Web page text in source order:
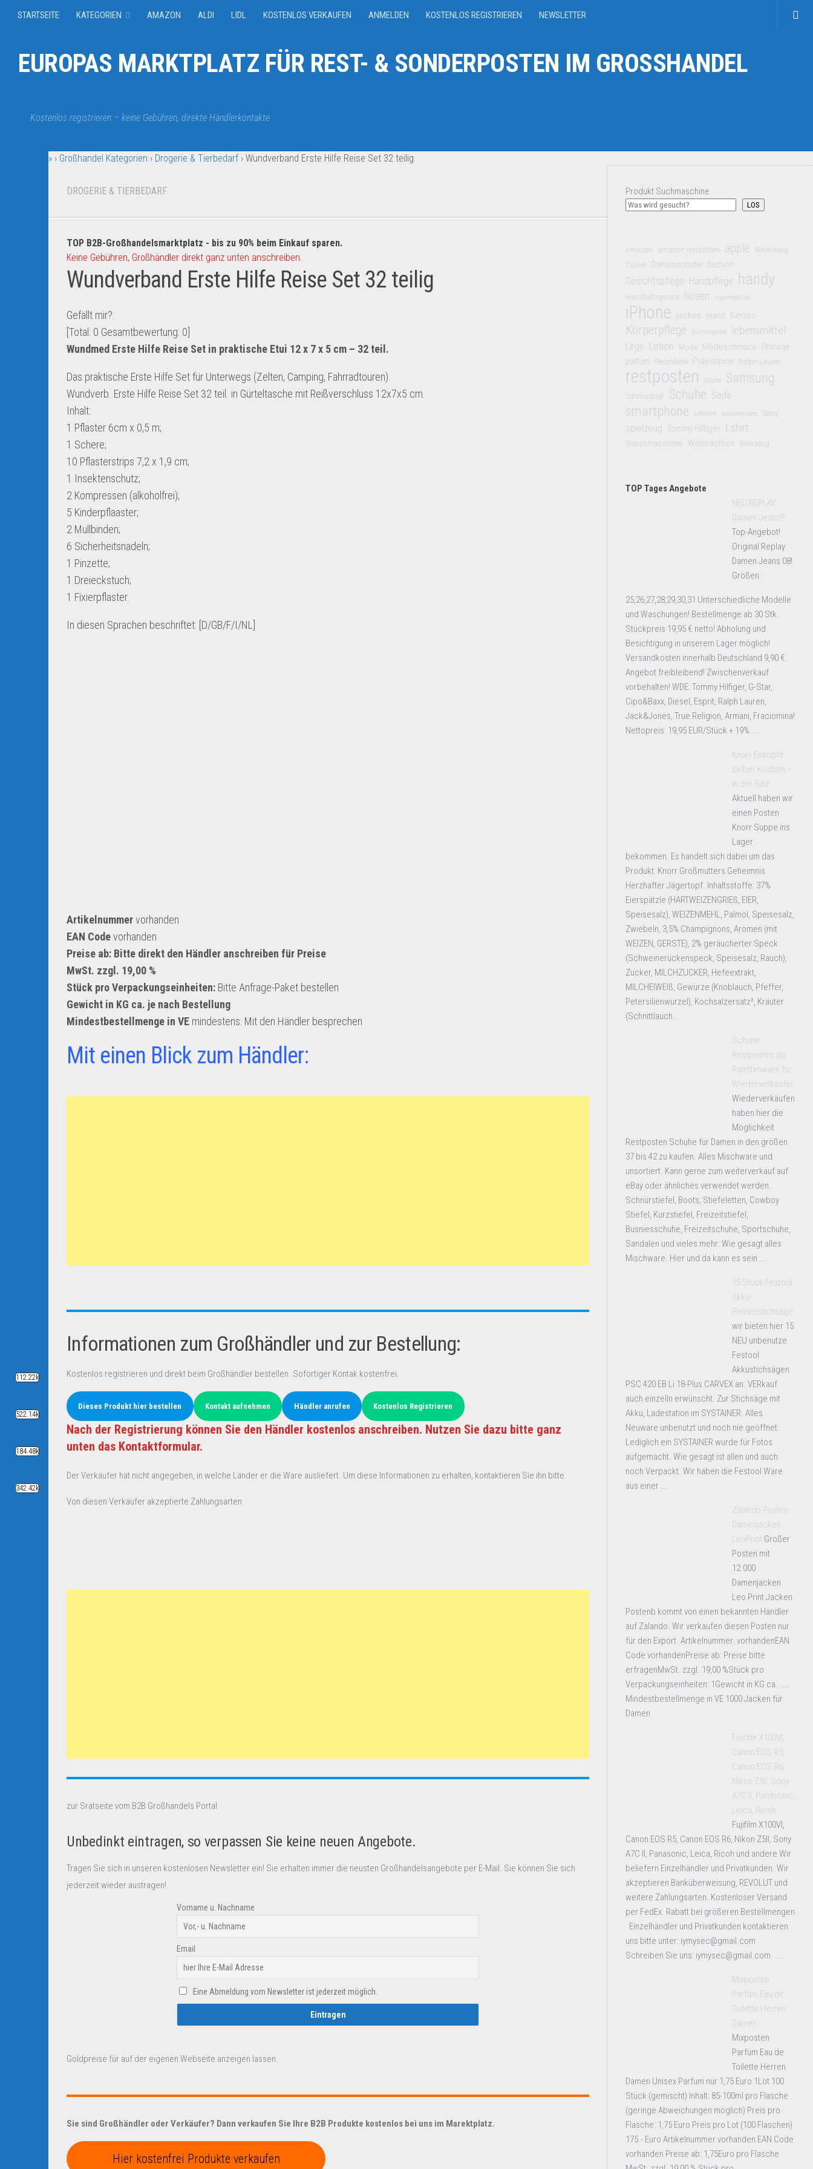
STARTSEITE KATEGORIEN AMAZON ALDI LIDL KOSTENLOS VERKAUFEN ANMELDEN KOSTENLOS REGISTRIEREN NEWSLETTER
EUROPAS MARKTPLATZ FÜR REST- & SONDERPOSTEN IM GROSSHANDEL
Kostenlos registrieren – keine Gebühren, direkte Händlerkontakte
» › Großhandel Kategorien › Drogerie & Tierbedarf › Wundverband Erste Hilfe Reise Set 32 teilig
DROGERIE & TIERBEDARF
TOP B2B-Großhandelsmarktplatz - bis zu 90% beim Einkauf sparen.
Keine Gebühren, Großhändler direkt ganz unten anschreiben.
Wundverband Erste Hilfe Reise Set 32 teilig
Gefällt mir?:
[Total: 0 Gesamtbewertung: 0
Wundmed Erste Hilfe Reise Set in praktische Etui 12 x 7 x 5 cm – 32 teil.
Das praktische Erste Hilfe Set für Unterwegs (Zelten, Camping, Fahrradtouren).
Wundverb. Erste Hilfe Reise Set 32 teil. in Gürteltasche mit Reißverschluss 12x7x5 cm.
Inhalt:
1 Pflaster 6cm x 0,5 m;
1 Schere;
10 Pflasterstrips 7,2 x 1,9 cm;
1 Insektenschutz;
2 Kompressen (alkoholfrei);
5 Kinderpflaaster;
2 Mullbinden;
6 Sicherheitsnadeln;
1 Pinzette;
1 Dreieckstuch;
1 Fixierpflaster.
In diesen Sprachen beschriftet: [D/GB/F/I/NL]
Artikelnummervorhanden
EAN Codevorhanden
Preise ab: Bitte direkt den Händler anschreiben für Preise
MwSt. zzgl. 19,00 %
Stück pro Verpackungseinheiten: Bitte Anfrage-Paket bestellen
Gewicht in KG ca. je nach Bestellung
Mindestbestellmenge in VE mindestens: Mit den Händler besprechen
Mit einen Blick zum Händler:
Informationen zum Großhändler und zur Bestellung:
Kostenlos registrieren und direkt beim Großhändler bestellen. Sofortiger Kontak kostenfrei.
Dieses Produkt hier bestellen Kontakt aufnehmen Händler anrufen Kostenlos Registrieren
Nach der Registrierung können Sie den Händler kostenlos anschreiben. Nutzen Sie dazu bitte ganz
unten das Kontaktformular.
Der Verkäufer hat nicht angegeben, in welche Länder er die Ware ausliefert. Um diese Informationen zu erhalten, kontaktieren Sie ihn bitte.
Von diesen Verkäufer akzeptierte Zahlungsarten
zur Sratseite vom B2B Großhandels Portal
Unbedinkt eintragen, so verpassen Sie keine neuen Angebote.
Tragen Sie sich in unseren kostenlosen Newsletter ein! Sie erhalten immer die neusten Großhandelsangebote per E-Mail. Sie können Sie sich
jederzeit wieder austragen!
Vorname u. Nachname
Email
Eine Abmeldung vom Newsletter ist jederzeit möglich.
Goldpreise für auf der eigenen Webseite anzeigen lassen.
Sie sind Großhändler oder Verkäufer? Dann verkaufen Sie Ihre B2B Produkte kostenlos bei uns im Marektplatz.
Hier kostenfrei Produkte verkaufen
Produkt Suchmaschine
LOS
Amazon amazon restposten apple Bekleidung
Collier Damenschuhe fashion
Gesichtspflege Handpflege handy
Haushaltsgeräte hosen Hygieneartikel
iPhone jacken jeans Kerzen
Körperpflege Küchengeräte lebensmittel
Lego Lotion Mode Modeschmuck Ohrringe
parfüm
Perlenkette Playstation Ralph Lauren
restposten röcke Samsung
Schmuckset Schuhe Seife
smartphone software sonderposten Sony
spielzeug Tommy Hilfiger t shirt
Waschmaschinen Weihnachten Werkzeug
TOP Tages Angebote
NEU REPLAY
Damen Jeans!!!
Top-Angebot!
Original Replay
Damen Jeans 08!
Größen:
25,26,27,28,29,30,31 Unterschiedliche Modelle
und Waschungen! Bestellmenge ab 30 Stk.
Stückpreis 19,95 € netto! Abholung und
Besichtigung in unserem Lager möglich!
Versandkosten innerhalb Deutschland 9,90 €.
Angebot freibleibend! Zwischenverkauf
vorbehalten! WDE: Tommy Hilfiger, G-Star,
Cipo&Baxx, Diesel, Esprit, Ralph Lauren,
Jack&Jones, True Religion, Armani, Fraciomina!
Nettopreis: 19,95 EUR/Stück + 19% ...
Knorr Eintöpfe
selber Kochen –
in der Tüte
Aktuell haben wir
einen Posten
Knorr Suppe ins
Lager
bekommen. Es handelt sich dabei um das
Produkt: Knorr Großmutters Geheimnis
Herzhafter Jägertopf. Inhaltsstoffe: 37%
Eierspätzle (HARTWEIZENGRIEß, EIER,
Speisesalz), WEIZENMEHL, Palmöl, Speisesalz,
Zwiebeln, 3,5% Champignons, Aromen (mit
WEIZEN, GERSTE), 2% geräucherter Speck
(Schweinerückenspeck, Speisesalz, Rauch),
Zucker, MILCHZUCKER, Hefeextrakt,
MILCHEIWEIß, Gewürze (Knoblauch, Pfeffer,
Petersilienwurzel), Kochsalzersatz³, Kräuter
(Schnittlauch ...
Schuhe
Restposten als
Palettenware für
Wiederverkäufer
Wiederverkäufen
haben hier die
Möglichkeit
Restposten Schuhe für Damen in den größen
37 bis 42 zu kaufen. Alles Mischware und
unsortiert. Kann gerne zum weiterverkauf auf
eBay oder ähnliches verwendet werden.
Schnürstiefel, Boots, Stiefeletten, Cowboy
Stiefel, Kurzstiefel, Freizeitstiefel,
Busniesschuhe, Freizeitschuhe, Sportschuhe,
Sandalen und vieles mehr. Wie gesagt alles
Mischware. Hier und da kann es sein ...
15 Stück Festool
Akku-
Pendelstichsäge
wir bieten hier 15
NEU unbenutze
Festool
Akkustichsägen
PSC 420 EB Li 18-Plus CARVEX an. VERkauf
auch einzelln erwünscht. Zur Stichsäge mit
Akku, Ladestation im SYSTAINER. Alles
Neuware unbenutzt und noch nie geöffnet.
Lediglich ein SYSTAINER wurde für Fotos
aufgemacht. Wie gesagt ist allen und auch
noch Verpackt. Wir haben die Festool Ware
aus einer ...
Zalando Posten
Damenjacken
LeoPrint Großer
Posten mit
12.000
Damenjacken
Leo Print Jacken.
Postenb kommt von einen bekannten Händler
auf Zalando. Wir verkaufen diesen Posten nur
für den Export. Artikelnummer: vorhandenEAN
Code vorhandenPreise ab: Preise bitte
erfragenMwSt. zzgl. 19,00 %Stück pro
Verpackungseinheiten: 1Gewicht in KG ca. ……
Mindestbestellmenge in VE 1000 Jacken für
Damen
Fujifilm X100VI,
Canon EOS R5,
Canon EOS R6,
Nikon Z5II, Sony
A7C II, Panasonic,
Leica, Ricoh
Fujifilm X100VI,
Canon EOS R5, Canon EOS R6, Nikon Z5II, Sony
A7C II, Panasonic, Leica, Ricoh und andere Wir
beliefern Einzelhändler und Privatkunden. Wir
akzeptieren Banküberweisung, REVOLUT und
weitere Zahlungsarten. Kostenloser Versand
per FedEx. Rabatt bei größeren Bestellmengen
Einzelhändler und Privatkunden kontaktieren
uns bitte unter: iymysec@gmail.com
Schreiben Sie uns: iymysec@gmail.com ...
Mixposten
Parfüm Eau de
Toilette Herren
Damen
Mixposten
Parfüm Eau de
Toilette Herren
Damen Unisex Parfum nur 1,75 Euro 1Lot 100
Stück (gemischt) Inhalt: 85-100ml pro Flasche
(geringe Abweichungen möglich) Preis pro
Flasche: 1,75 Euro Preis pro Lot (100 Flaschen)
175.- Euro Artikelnummer vorhanden EAN Code
vorhanden Preise ab: 1,75Euro pro Flasche
112.22k
522.14k
184.48k
342.42k